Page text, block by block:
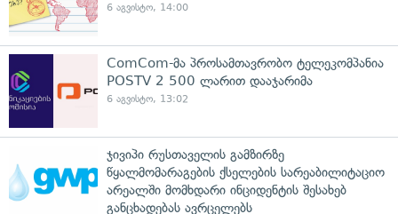
6 აგვისტო, 14:00
ComCom-მა პროსამთავრობო ტელეკომპანია
POSTV 2 500 ლარით დააჯარიმა
6 აგვისტო, 13:02
ჯივიპი რუსთაველის გამზირზე
წყალმომარაგების ქსელების სარეაბილიტაციო
არეალში მომხდარი ინციდენტის შესახებ
განცხადებას ავრცელებს